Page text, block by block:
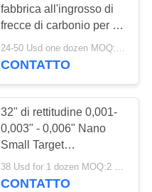
fabbrica all'ingrosso di
frecce di carbonio per la
caccia, bersaglio,
interno, bersaglio 3D,
24-50 Usd one dozen MOQ:Una dozzina.
CONTATTO
32" di rettitudine 0,001-
0,003" - 0,006" Nano
Small Target
Id.165",4.2mm Fibra di
carbonio freccia
38 Usd for 1 dozen MOQ:2 dozzine
CONTATTO